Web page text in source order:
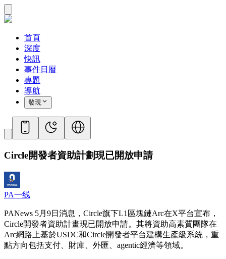
首頁
深度
快訊
事件日曆
專題
導航
發現
Circle開發者資助計劃現已開放申請
PA一线
PANews 5月9日消息，Circle旗下L1區塊鏈Arc在X平台宣布，
Circle開發者資助計畫現已開放申請。其將資助高素質團隊在
Arc網路上基於USDC和Circle開發者平台建構生產級系統，重
點方向包括支付、財庫、外匯、agentic經濟等領域。